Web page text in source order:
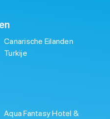
Canarische Eilanden
Turkije
Aqua Fantasy Hotel &